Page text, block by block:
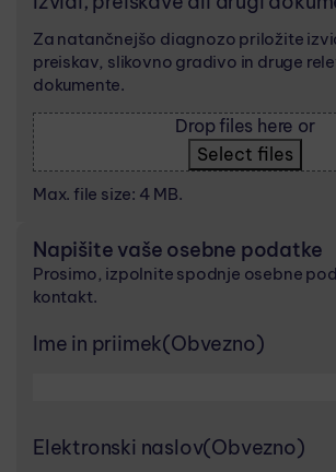
Za natančnejšo diagnozo priložite
preiskav, slikovno gradivo in druge
dokumente.
Drop files here or
Select files
Max. file size: 4 MB.
Napišite vaše osebne podatke
Prosimo, izpolnite spodnje osebne
kontakt.
Ime in priimek(Obvezno)
Elektronski naslov(Obvezno)